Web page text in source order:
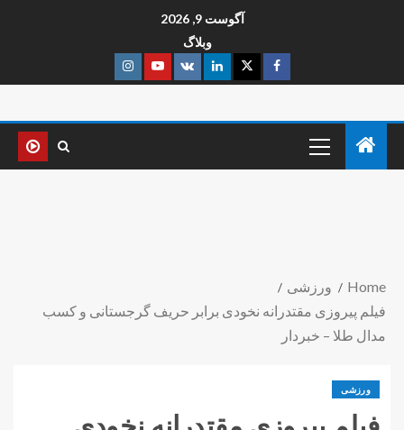
آگوست 9, 2026
وبلاگ
Home
ورزشی
فیلم پیروزی مقتدرانه نخودی برابر حریف گرجستانی و کسب
مدال طلا – خبردار
ورزشی